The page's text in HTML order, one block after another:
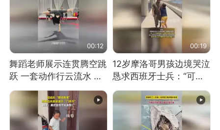
00:12
舞蹈老师展示连贯腾空跳
跃 一套动作行云流水 节
奏感拉满 网友：怎么做
到又舞又武的？
00:19
12岁摩洛哥男孩边境哭泣
恳求西班牙士兵：“可不
可以不要把我遣返回国”